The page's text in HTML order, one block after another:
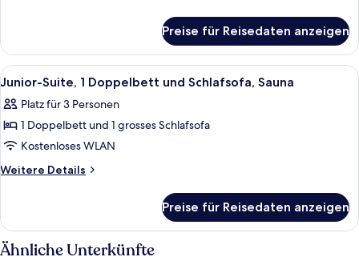
Comfort-
Zweibettzimmer,
2 Einzelbetten
Preise für Reisedaten anzeigen
Alle
Fotos
für
Junior-
Suite,
1 Doppelbett
Sauna
anzeigen
Ein modernes Hotelzimmer mit einer
6
Junior-Suite, 1 Doppelbett und Schlafsofa, Sauna
Platz für 3 Personen
1 Doppelbett und 1 grosses Schlafsofa
Kostenloses WLAN
Weitere Details
Weitere
Suite,
1 Doppelbett
und
Preise für Reisedaten anzeigen
Ähnliche Unterkünfte